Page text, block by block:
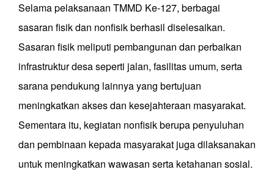
Selama pelaksanaan TMMD Ke-127, berbagai
sasaran fisik dan nonfisik berhasil diselesaikan.
Sasaran fisik meliputi pembangunan dan perbaikan
infrastruktur desa seperti jalan, fasilitas umum, serta
sarana pendukung lainnya yang bertujuan
meningkatkan akses dan kesejahteraan masyarakat.
Sementara itu, kegiatan nonfisik berupa penyuluhan
dan pembinaan kepada masyarakat juga dilaksanakan
untuk meningkatkan wawasan serta ketahanan sosial.